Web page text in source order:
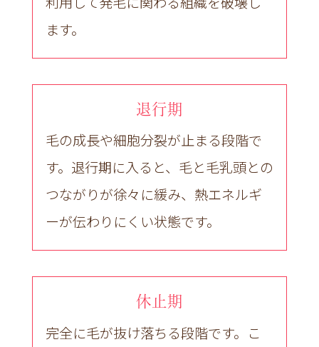
ます。
退行期
毛の成長や細胞分裂が止まる段階で
す。退行期に入ると、毛と毛乳頭との
つながりが徐々に緩み、熱エネルギ
ーが伝わりにくい状態です。
休止期
完全に毛が抜け落ちる段階です。こ